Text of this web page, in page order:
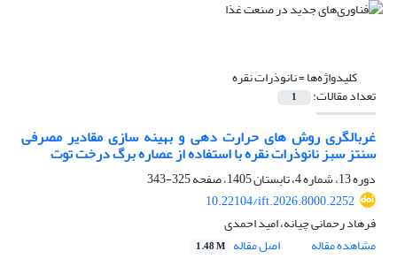
کلیدواژه‌ها =نانوذرات نقره
تعداد مقالات: 1
غربالگری روش های حرارت دهی و بهینه سازی مقادیر مصرفی
سنتز سبز نانوذرات نقره با استفاده از عصاره برگ درخت توت
دوره 13، شماره 4، تابستان 1405، صفحه
325-343
10.22104/ift.2026.8000.2252
فرهاد رحمانی چیانه، امید احمدی
مشاهده مقاله
اصل مقاله 1.48 M